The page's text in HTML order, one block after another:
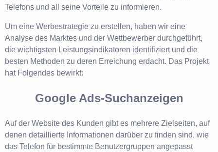
Telefons und all seine Vorteile zu informieren.
Um eine Werbestrategie zu erstellen, haben wir eine
Analyse des Marktes und der Wettbewerber durchgeführt,
die wichtigsten Leistungsindikatoren identifiziert und die
besten Methoden zu deren Erreichung erdacht. Das Projekt
hat Folgendes bewirkt:
Google Ads-Suchanzeigen
Auf der Website des Kunden gibt es mehrere Zielseiten, auf
denen detaillierte Informationen darüber zu finden sind, wie
das Telefon für bestimmte Benutzergruppen angepasst